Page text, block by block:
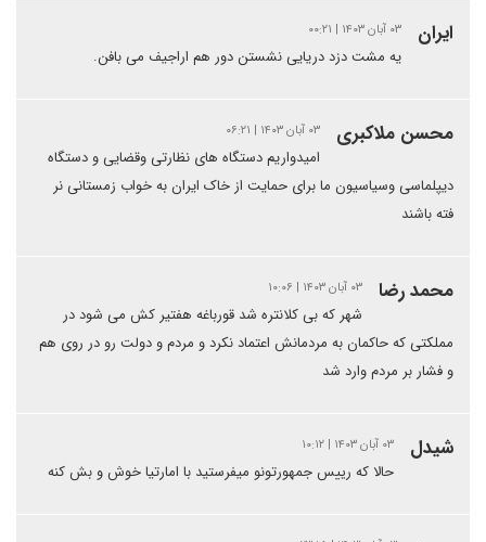
ایران ۰۳ آبان ۱۴۰۳ | ۰۰:۲۱
یه مشت دزد دریایی نشستن دور هم اراجیف می بافن.
محسن ملاکبری ۰۳ آبان ۱۴۰۳ | ۰۶:۲۱
امیدواریم دستگاه های نظارتی وقضایی و دستگاه
دیپلماسی وسیاسیون ما برای حمایت از خاک ایران به خواب زمستانی نر
فته باشند
محمد رضا ۰۳ آبان ۱۴۰۳ | ۱۰:۰۶
شهر که بی کلانتره شد قورباغه هفتیر کش می شود در
مملکتی که حاکمان به مردمانش اعتماد نکرد و مردم و دولت رو در روی هم
و فشار بر مردم وارد شد
شیدل ۰۳ آبان ۱۴۰۳ | ۱۰:۱۲
حالا که رییس جمهورتونو میفرستید با امارتیا خوش و بش کنه